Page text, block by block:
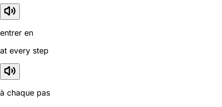
entrer en
at every step
à chaque pas